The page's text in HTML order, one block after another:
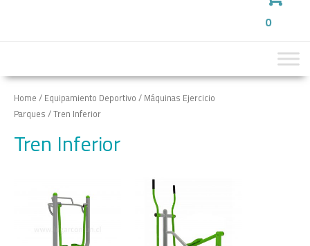
0
Home / Equipamiento Deportivo / Máquinas Ejercicio
Parques / Tren Inferior
Tren Inferior